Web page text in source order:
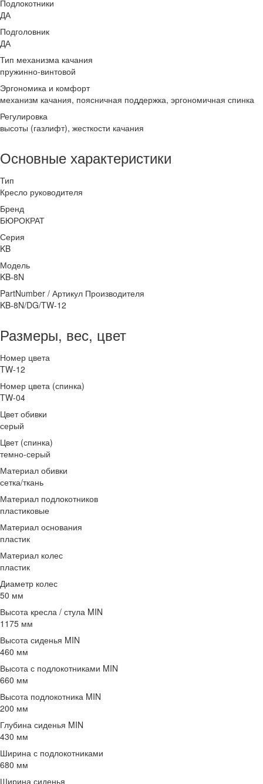
Подлокотники
ДА
Подголовник
ДА
Тип механизма качания
пружинно-винтовой
Эргономика и комфорт
механизм качания, поясничная поддержка, эргономичная спинка
Регулировка
высоты (газлифт), жесткости качания
Основные характеристики
Тип
Кресло руководителя
Бренд
БЮРОКРАТ
Серия
KB
Модель
KB-8N
PartNumber / Артикул Производителя
KB-8N/DG/TW-12
Размеры, вес, цвет
Номер цвета
TW-12
Номер цвета (спинка)
TW-04
Цвет обивки
серый
Цвет (спинка)
темно-серый
Материал обивки
сетка/ткань
Материал подлокотников
пластиковые
Материал основания
пластик
Материал колес
пластик
Диаметр колес
50 мм
Высота кресла / стула MIN
1175 мм
Высота сиденья MIN
460 мм
Высота с подлокотниками MIN
660 мм
Высота подлокотника MIN
200 мм
Глубина сиденья MIN
430 мм
Ширина с подлокотниками
680 мм
Ширина сиденья